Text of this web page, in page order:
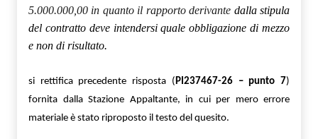
5.000.000,00 in quanto il rapporto derivante dalla stipula
del contratto deve intendersi quale obbligazione di mezzo
e non di risultato.
si rettifica precedente risposta ( PI237467-26 – punto 7)
fornita dalla Stazione Appaltante, in cui per mero errore
materiale è stato riproposto il testo del quesito.